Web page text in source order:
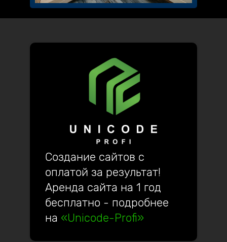
Создание сайтов с
оплатой за результат!
Аренда сайта на 1 год
бесплатно - подробнее
на «Unicode-Profi»